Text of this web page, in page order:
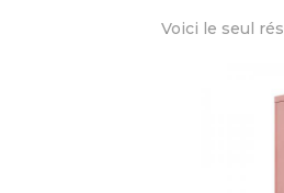
Voici le seul